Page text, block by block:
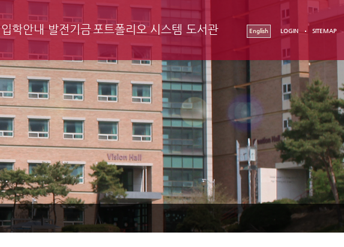
English LOGIN SITEMAP
입학안내 발전기금포트폴리오 시스템 도서관